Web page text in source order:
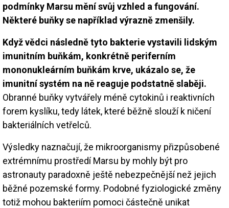
podmínky Marsu mění svůj vzhled a fungování.
Některé buňky se například výrazně zmenšily.
Když vědci následně tyto bakterie vystavili lidským
imunitním buňkám, konkrétně periferním
mononukleárním buňkám krve, ukázalo se, že
imunitní systém na ně reaguje podstatně slaběji.
Obranné buňky vytvářely méně cytokinů i reaktivních
forem kyslíku, tedy látek, které běžně slouží k ničení
bakteriálních vetřelců.
Výsledky naznačují, že mikroorganismy přizpůsobené
extrémnímu prostředí Marsu by mohly být pro
astronauty paradoxně ještě nebezpečnější než jejich
běžné pozemské formy. Podobné fyziologické změny
totiž mohou bakteriím pomoci částečně unikat